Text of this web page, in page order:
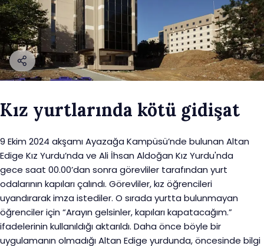
Kız yurtlarında kötü gidişat
9 Ekim 2024 akşamı Ayazağa Kampüsü’nde bulunan Altan
Edige Kız Yurdu’nda ve Ali İhsan Aldoğan Kız Yurdu'nda
gece saat 00.00’dan sonra görevliler tarafından yurt
odalarının kapıları çalındı. Görevliler, kız öğrencileri
uyandırarak imza istediler. O sırada yurtta bulunmayan
öğrenciler için “Arayın gelsinler, kapıları kapatacağım.”
ifadelerinin kullanıldığı aktarıldı. Daha önce böyle bir
uygulamanın olmadığı Altan Edige yurdunda, öncesinde bilgi